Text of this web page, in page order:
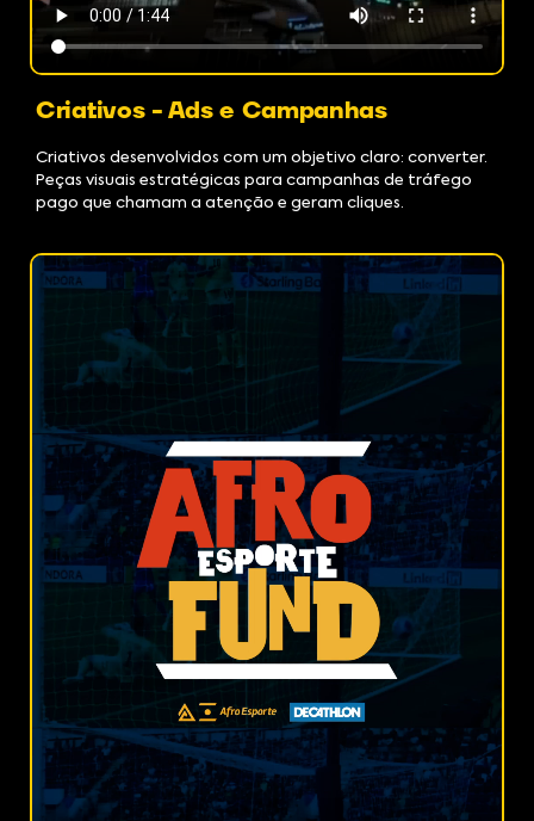
Criativos - Ads e Campanhas
Criativos desenvolvidos com um objetivo claro: converter.
Peças visuais estratégicas para campanhas de tráfego
pago que chamam a atenção e geram cliques.